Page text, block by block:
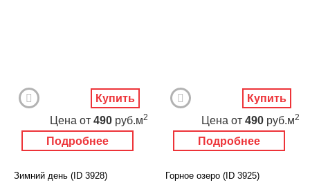
Подробнее
Цена от 490 руб.м2
Купить
Подробнее
Цена от 490 руб.м2
Купить
Зимний день (ID 3928) Горное озеро (ID 3925)